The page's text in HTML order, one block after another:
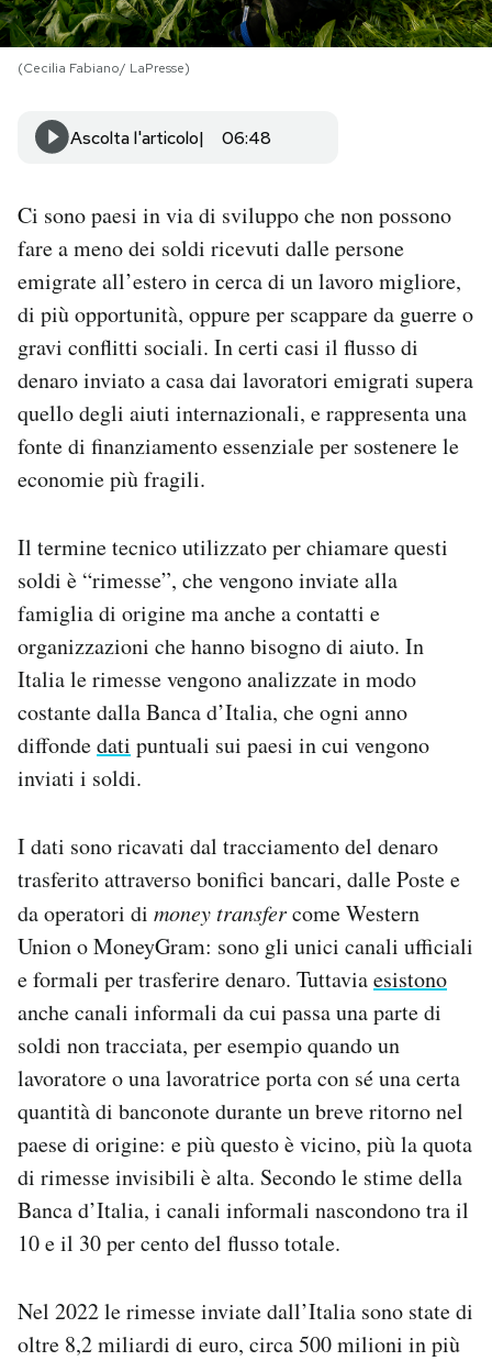
SHOP
CALENDARIO
AREA PERSONALE
Newsletter
Notifiche mobile
Regala il Post
Hai bisogno di aiuto?
Esci
(Cecilia Fabiano/ LaPresse)
Ascolta l'articolo 06:48
Ci sono paesi in via di sviluppo che non possono
fare a meno dei soldi ricevuti dalle persone
emigrate all’estero in cerca di un lavoro migliore,
di più opportunità, oppure per scappare da guerre o
gravi conflitti sociali. In certi casi il flusso di
denaro inviato a casa dai lavoratori emigrati supera
quello degli aiuti internazionali, e rappresenta una
fonte di finanziamento essenziale per sostenere le
economie più fragili.
Il termine tecnico utilizzato per chiamare questi
soldi è “rimesse”, che vengono inviate alla
famiglia di origine ma anche a contatti e
organizzazioni che hanno bisogno di aiuto. In
Italia le rimesse vengono analizzate in modo
costante dalla Banca d’Italia, che ogni anno
diffondedati puntuali sui paesi in cui vengono
inviati i soldi.
I dati sono ricavati dal tracciamento del denaro
trasferito attraverso bonifici bancari, dalle Poste e
da operatori di money transfercome Western
Union o MoneyGram: sono gli unici canali ufficiali
e formali per trasferire denaro. Tuttaviaesistono
anche canali informali da cui passa una parte di
soldi non tracciata, per esempio quando un
lavoratore o una lavoratrice porta con sé una certa
quantità di banconote durante un breve ritorno nel
paese di origine: e più questo è vicino, più la quota
di rimesse invisibili è alta. Secondo le stime della
Banca d’Italia, i canali informali nascondono tra il
10 e il 30 per cento del flusso totale.
Nel 2022 le rimesse inviate dall’Italia sono state di
oltre 8,2 miliardi di euro, circa 500 milioni in più